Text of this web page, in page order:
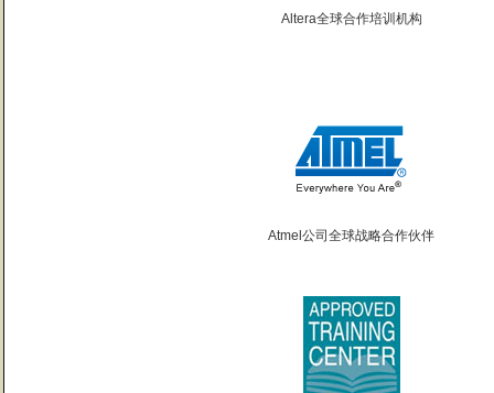
Altera全球合作培训机构
Atmel公司全球战略合作伙伴